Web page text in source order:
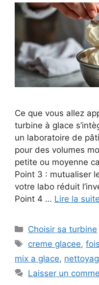
Ce que vous allez
turbine à glace
un laboratoire de
pour des volumes
petite ou moyenne
Point 3 : mutualiser
votre labo réduit
Point 4 … Lire la suite
Catégories
Choisir sa turbine
Étiquettes
creme glacee,
mix a glace,
Laisser un